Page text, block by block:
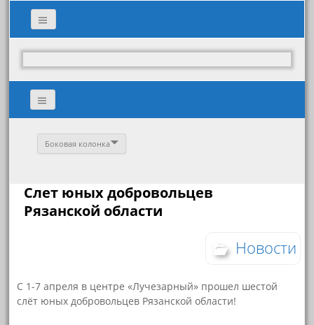
Боковая колонка
Слет юных добровольцев
Рязанской области
Новости
С 1-7 апреля в центре «Лучезарный» прошел шестой
слёт юных добровольцев Рязанской области!